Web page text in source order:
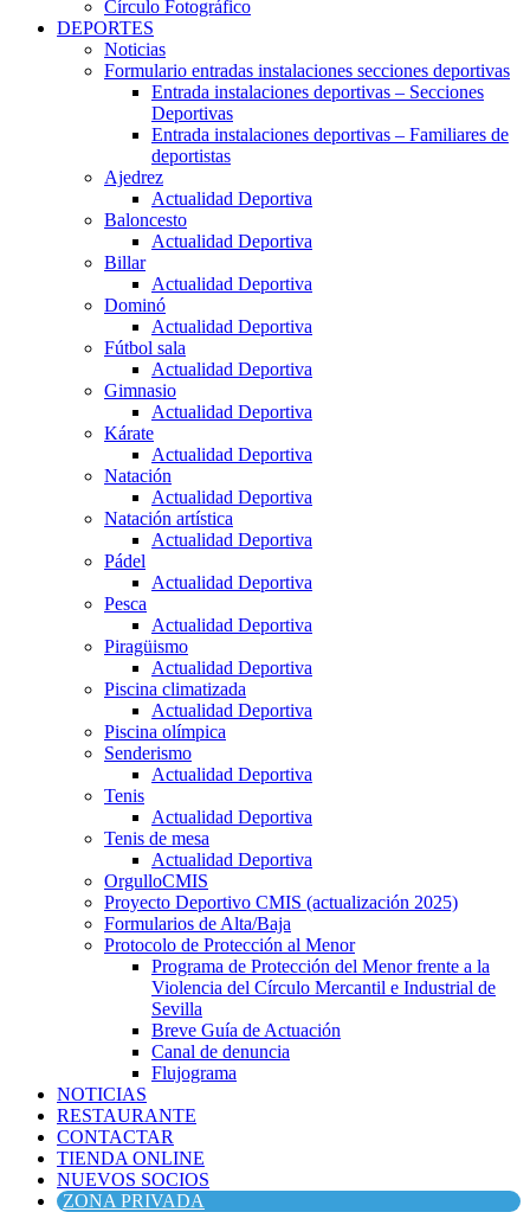
Círculo Fotográfico
DEPORTES
Noticias
Formulario entradas instalaciones secciones deportivas
Entrada instalaciones deportivas – Secciones
Deportivas
Entrada instalaciones deportivas – Familiares de
deportistas
Ajedrez
Actualidad Deportiva
Baloncesto
Actualidad Deportiva
Billar
Actualidad Deportiva
Dominó
Actualidad Deportiva
Fútbol sala
Actualidad Deportiva
Gimnasio
Actualidad Deportiva
Kárate
Actualidad Deportiva
Natación
Actualidad Deportiva
Natación artística
Actualidad Deportiva
Pádel
Actualidad Deportiva
Pesca
Actualidad Deportiva
Piragüismo
Actualidad Deportiva
Piscina climatizada
Actualidad Deportiva
Piscina olímpica
Senderismo
Actualidad Deportiva
Tenis
Actualidad Deportiva
Tenis de mesa
Actualidad Deportiva
OrgulloCMIS
Proyecto Deportivo CMIS (actualización 2025)
Formularios de Alta/Baja
Protocolo de Protección al Menor
Programa de Protección del Menor frente a la
Violencia del Círculo Mercantil e Industrial de
Sevilla
Breve Guía de Actuación
Canal de denuncia
Flujograma
NOTICIAS
RESTAURANTE
CONTACTAR
TIENDA ONLINE
NUEVOS SOCIOS
ZONA PRIVADA